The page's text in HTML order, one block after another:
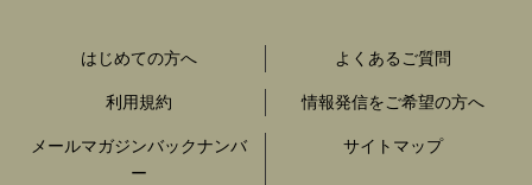
はじめての方へ よくあるご質問
利用規約 情報発信をご希望の方へ
メールマガジンバックナンバ
ー
サイトマップ